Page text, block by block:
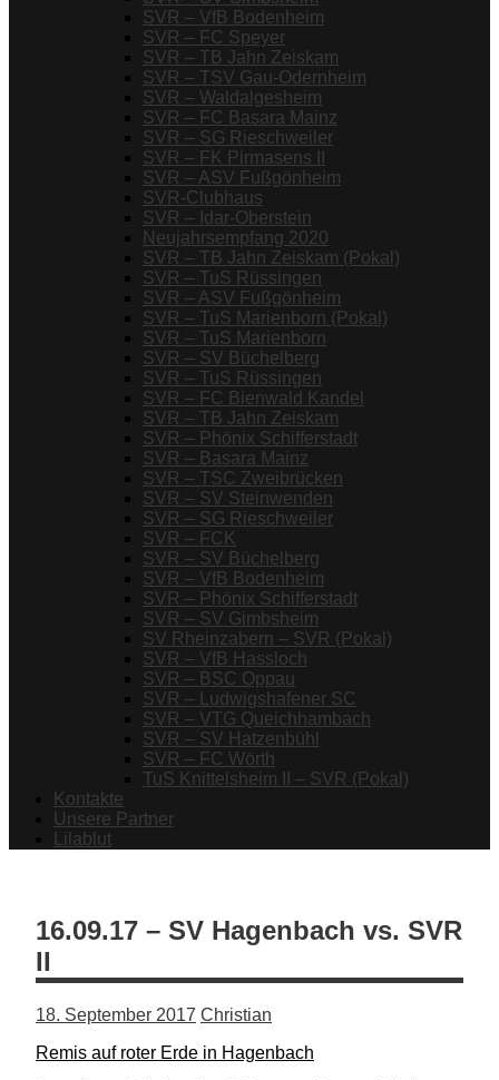
SVR – VfB Bodenheim
SVR – FC Speyer
SVR – TB Jahn Zeiskam
SVR – TSV Gau-Odernheim
SVR – Waldalgesheim
SVR – FC Basara Mainz
SVR – SG Rieschweiler
SVR – FK Pirmasens II
SVR – ASV Fußgönheim
SVR-Clubhaus
SVR – Idar-Oberstein
Neujahrsempfang 2020
SVR – TB Jahn Zeiskam (Pokal)
SVR – TuS Rüssingen
SVR – ASV Fußgönheim
SVR – TuS Marienborn (Pokal)
SVR – TuS Marienborn
SVR – SV Büchelberg
SVR – TuS Rüssingen
SVR – FC Bienwald Kandel
SVR – TB Jahn Zeiskam
SVR – Phönix Schifferstadt
SVR – Basara Mainz
SVR – TSC Zweibrücken
SVR – SV Steinwenden
SVR – SG Rieschweiler
SVR – FCK
SVR – SV Büchelberg
SVR – VfB Bodenheim
SVR – Phönix Schifferstadt
SVR – SV Gimbsheim
SV Rheinzabern – SVR (Pokal)
SVR – VfB Hassloch
SVR – BSC Oppau
SVR – Ludwigshafener SC
SVR – VTG Queichhambach
SVR – SV Hatzenbühl
SVR – FC Wörth
TuS Knittelsheim II – SVR (Pokal)
Kontakte
Unsere Partner
Lilablut
16.09.17 – SV Hagenbach vs. SVR
II
18. September 2017 Christian
Remis auf roter Erde in Hagenbach